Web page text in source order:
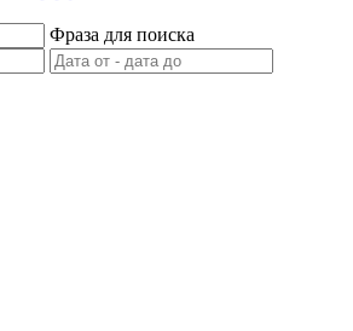
Фраза для поиска